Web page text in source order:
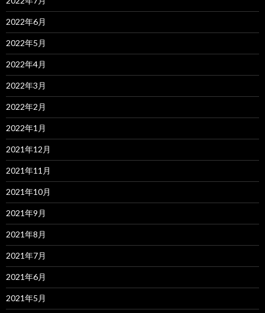
2022年6月
2022年5月
2022年4月
2022年3月
2022年2月
2022年1月
2021年12月
2021年11月
2021年10月
2021年9月
2021年8月
2021年7月
2021年6月
2021年5月